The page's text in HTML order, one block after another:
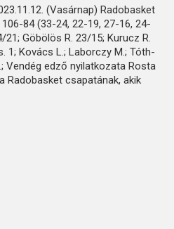
(Vasárnap) Radobasket
84 (33-24, 22-19, 27-16, 24-
21; Göbölös R. 23/15; Kurucz R.
1; Kovács L.; Laborczy M.; Tóth-
Vendég edző nyilatkozata Rosta
Radobasket csapatának, akik